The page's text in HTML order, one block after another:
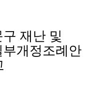
재난 및
개정조례안